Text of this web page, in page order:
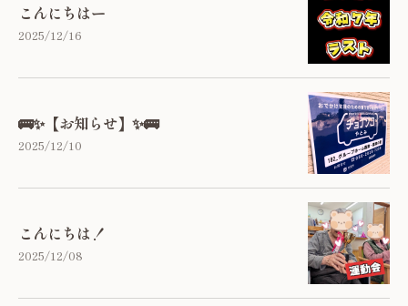
こんにちはー
2025/12/16
🚌✨【お知らせ】✨🚌
2025/12/10
こんにちは！
2025/12/08